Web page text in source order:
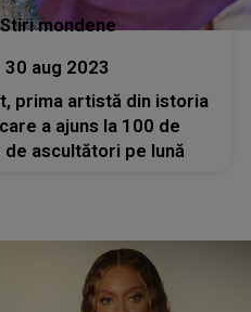
Stiri mondene
30 aug 2023
a ajuns la 100 de
de ascultători pe lună